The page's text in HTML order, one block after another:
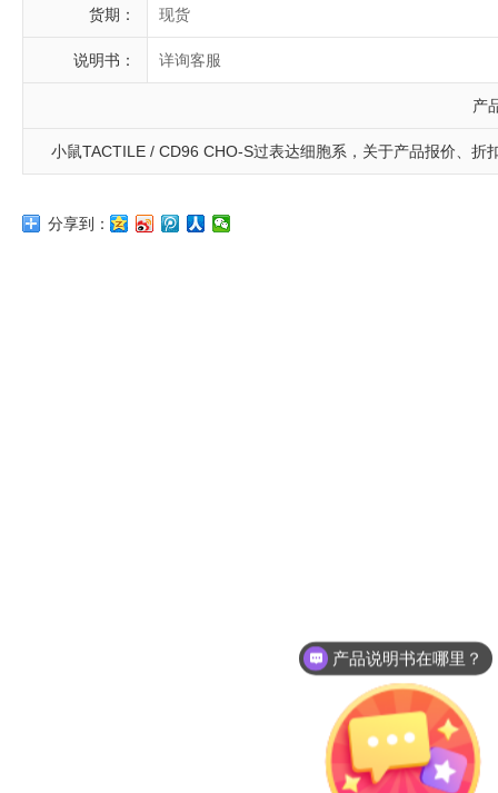
货期： 现货
说明书： 详询客服
产
小鼠TACTILE / CD96 CHO-S过表达细胞系，关于产品报价、
分享到：
产品说明书在哪里？